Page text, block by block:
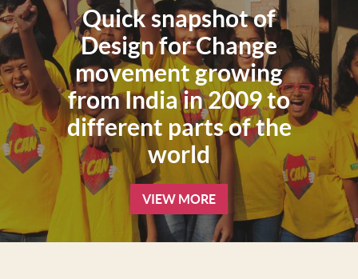
Quick snapshot of
Design for Change
movement growing
from India in 2009 to
different parts of the
world
VIEW MORE